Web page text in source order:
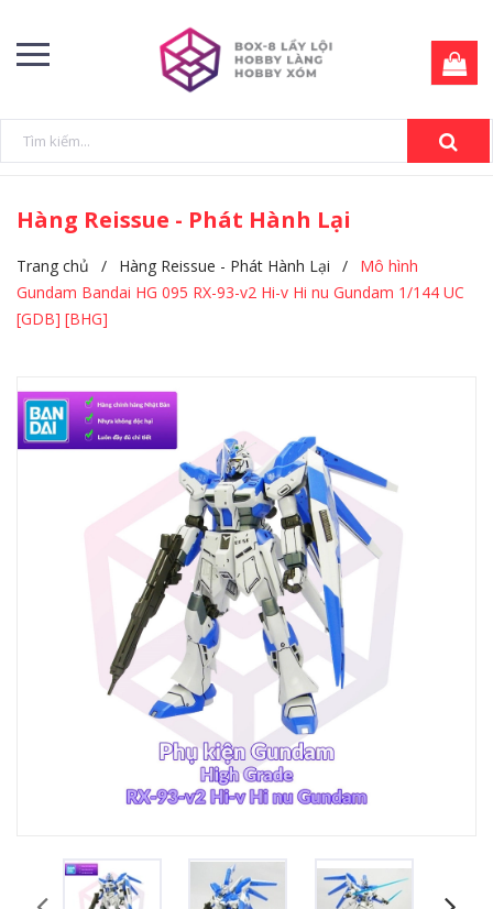
Hàng Reissue - Phát Hành Lại
Trang chủ / Hàng Reissue - Phát Hành Lại /
Mô hình
Gundam Bandai HG 095 RX-93-v2 Hi-v Hi nu Gundam 1/144 UC
[GDB] [BHG]